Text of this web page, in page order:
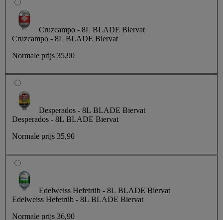
Cruzcampo - 8L BLADE Biervat
Cruzcampo - 8L BLADE Biervat
Normale prijs 35,90
Desperados - 8L BLADE Biervat
Desperados - 8L BLADE Biervat
Normale prijs 35,90
Edelweiss Hefetrüb - 8L BLADE Biervat
Edelweiss Hefetrüb - 8L BLADE Biervat
Normale prijs 36,90